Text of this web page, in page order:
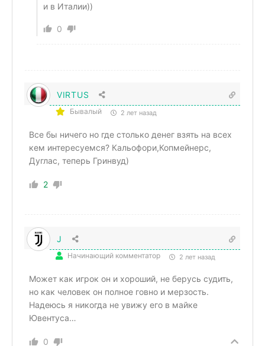
и в Италии))
0
VIRTUS
Бывалый 2 лет назад
Все бы ничего но где столько денег взять на всех
кем интересуемся? Кальофори,Копмейнерс,
Дуглас, теперь Гринвуд)
2
J
Начинающий комментатор 2 лет назад
Может как игрок он и хороший, не берусь судить,
но как человек он полное говно и мерзость.
Надеюсь я никогда не увижу его в майке
Ювентуса…
0